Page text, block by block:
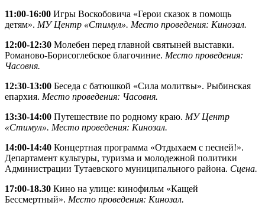
11:00-16:00 Игры Воскобовича «Герои сказок в помощь
детям». МУ Центр «Стимул». Место проведения: Кинозал.
12:00-12:30 Молебен перед главной святыней выставки.
Романово-Борисоглебское благочиние. Место проведения:
Часовня.
12:30-13:00 Беседа с батюшкой «Сила молитвы». Рыбинская
епархия. Место проведения: Часовня.
13:30-14:00 Путешествие по родному краю. МУ Центр
«Стимул». Место проведения: Кинозал.
14:00-14:40 Концертная программа «Отдыхаем с песней!».
Департамент культуры, туризма и молодежной политики
Администрации Тутаевского муниципального района. Сцена.
17:00-18.30 Кино на улице: кинофильм «Кащей
Бессмертный». Место проведения: Кинозал.